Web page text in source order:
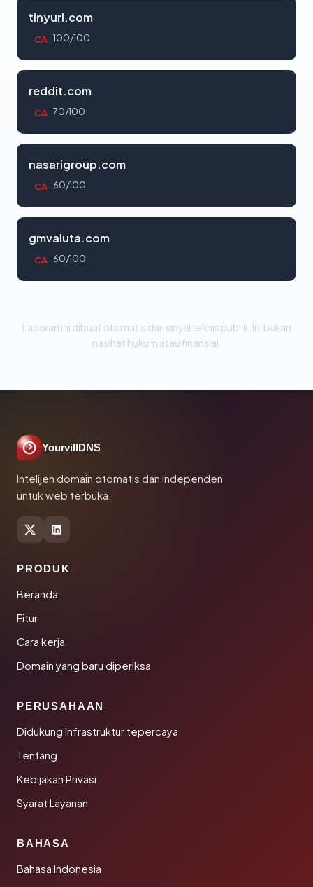
tinyurl.com
CA 100/100
reddit.com
CA 70/100
nasarigroup.com
CA 60/100
gmvaluta.com
CA 60/100
Laporan ini dibuat otomatis dari sinyal teknis publik. Ini bukan
nasihat hukum atau finansial.
YourvillDNS
Intelijen domain otomatis dan independen
untuk web terbuka.
PRODUK
Beranda
Fitur
Cara kerja
Domain yang baru diperiksa
PERUSAHAAN
Didukung infrastruktur tepercaya
Tentang
Kebijakan Privasi
Syarat Layanan
BAHASA
Bahasa Indonesia